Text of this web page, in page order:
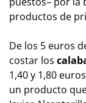
productos de
De los 5 euros
costar los
1,40 y 1,80
un producto